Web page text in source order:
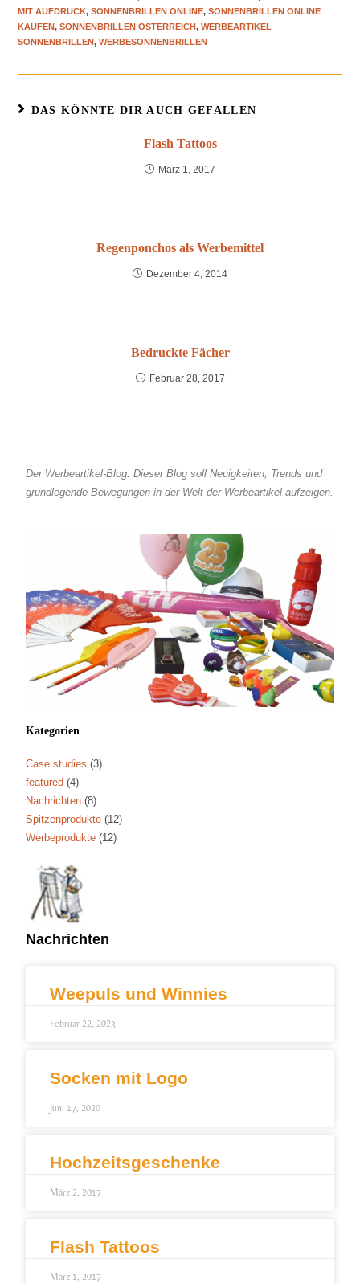
MIT AUFDRUCK, SONNENBRILLEN ONLINE, SONNENBRILLEN ONLINE
KAUFEN, SONNENBRILLEN ÖSTERREICH, WERBEARTIKEL
SONNENBRILLEN, WERBESONNENBRILLEN
DAS KÖNNTE DIR AUCH GEFALLEN
Flash Tattoos
März 1, 2017
Regenponchos als Werbemittel
Dezember 4, 2014
Bedruckte Fächer
Februar 28, 2017
Der Werbeartikel-Blog. Dieser Blog soll Neuigkeiten, Trends und
grundlegende Bewegungen in der Welt der Werbeartikel aufzeigen.
Kategorien
Case studies (3)
featured (4)
Nachrichten (8)
Spitzenprodukte (12)
Werbeprodukte (12)
Nachrichten
Weepuls und Winnies
Februar 22, 2023
Socken mit Logo
Juni 17, 2020
Hochzeitsgeschenke
März 2, 2017
Flash Tattoos
März 1, 2017